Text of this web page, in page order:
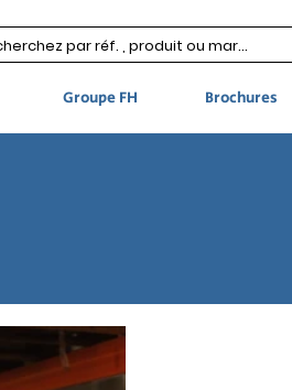
Groupe FH Brochures